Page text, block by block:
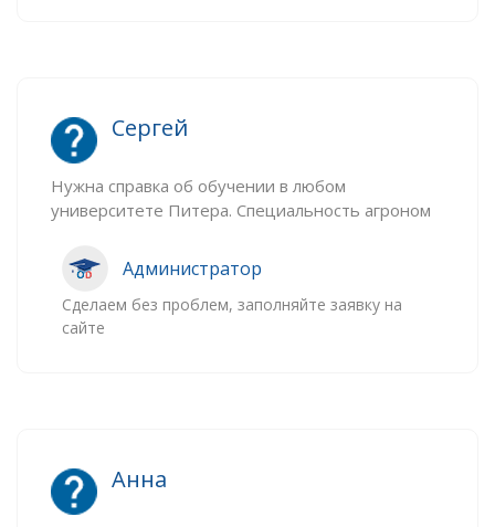
Сергей
Нужна справка об обучении в любом
университете Питера. Специальность агроном
Администратор
Сделаем без проблем, заполняйте заявку на
сайте
Анна